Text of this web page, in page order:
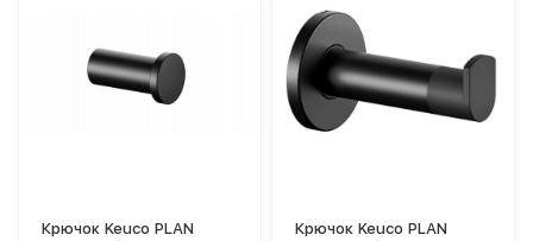
Крючок Keuco PLAN
Крючок Keuco PLAN